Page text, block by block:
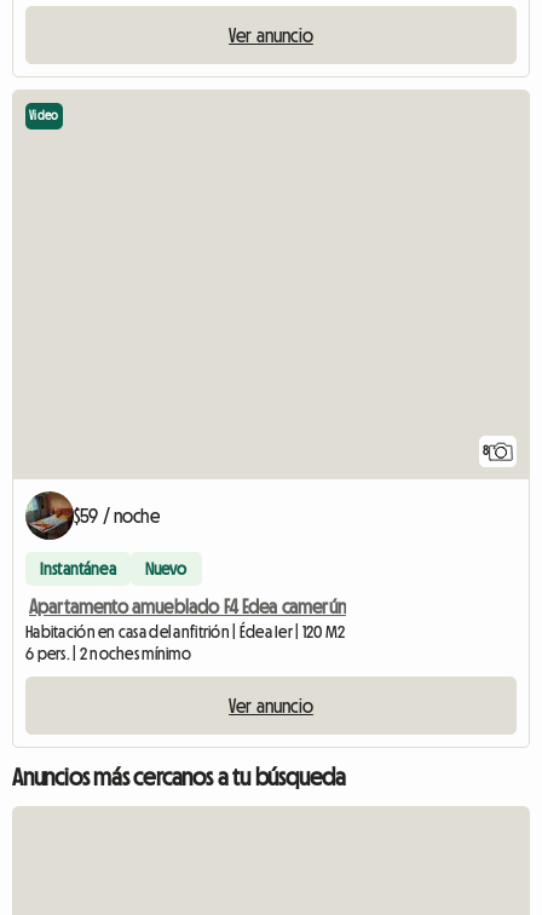
Ver anuncio
8
Video
$59 / noche
Instantánea Nuevo
Apartamento amueblado F4 Edea camerún
Habitación en casa del anfitrión | Édea Ier | 120 M2
6 pers. | 2 noches mínimo
Ver anuncio
Anuncios más cercanos a tu búsqueda